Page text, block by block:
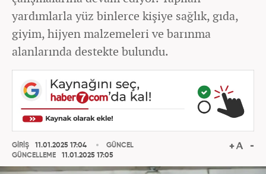
yardımlarla yüz binlerce kişiye sağlık, gıda,
giyim, hijyen malzemeleri ve barınma
alanlarında destekte bulundu.
GİRİŞ
11.01.2025 17:04
GÜNCELLEME
11.01.2025 17:05
GÜNCEL